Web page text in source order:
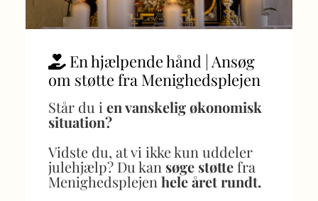
 En hjælpende hånd | Ansøg
om støtte fra Menighedsplejen
Står du ien vanskelig økonomisk
situation?
Vidste du, at vi ikke kun uddeler
julehjælp? Du kan søge støttefra
Menighedsplejenhele året rundt.